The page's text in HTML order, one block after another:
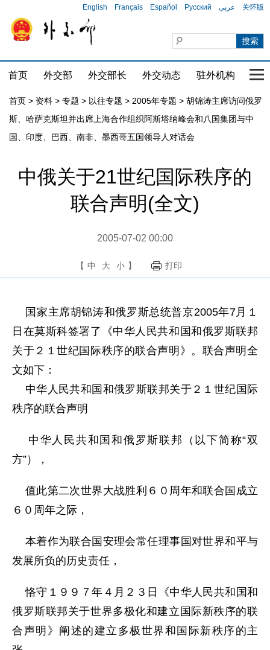
English Français Español Русский عربي 关怀版
首页 外交部 外交部长 外交动态 驻外机构 国
首页 > 资料 > 专题 > 以往专题 > 2005年专题 > 胡锦涛主席访问俄罗
斯、哈萨克斯坦并出席上海合作组织阿斯塔纳峰会和八国集团与中
国、印度、巴西、南非、墨西哥五国领导人对话会
中俄关于21世纪国际秩序的
联合声明(全文)
2005-07-02 00:00
【 中 大 小 】 打印
国家主席胡锦涛和俄罗斯总统普京2005年7月１
日在莫斯科签署了《中华人民共和国和俄罗斯联邦
关于２１世纪国际秩序的联合声明》。联合声明全
文如下：
中华人民共和国和俄罗斯联邦关于２１世纪国际
秩序的联合声明
中华人民共和国和俄罗斯联邦（以下简称“双
方”），
值此第二次世界大战胜利６０周年和联合国成立
６０周年之际，
本着作为联合国安理会常任理事国对世界和平与
发展所负的历史责任，
恪守１９９７年４月２３日《中华人民共和国和
俄罗斯联邦关于世界多极化和建立国际新秩序的联
合声明》阐述的建立多极世界和国际新秩序的主